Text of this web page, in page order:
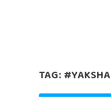
TAG: